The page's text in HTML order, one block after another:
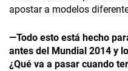
apostar a modelos
—Todo esto está hecho
antes del Mundial 2014 y
¿Qué va a pasar cuando